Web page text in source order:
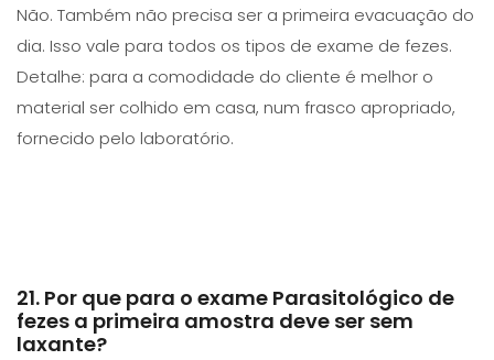
Não. Também não precisa ser a primeira evacuação do
dia. Isso vale para todos os tipos de exame de fezes.
Detalhe: para a comodidade do cliente é melhor o
material ser colhido em casa, num frasco apropriado,
fornecido pelo laboratório.
21. Por que para o exame Parasitológico de
fezes a primeira amostra deve ser sem
laxante?